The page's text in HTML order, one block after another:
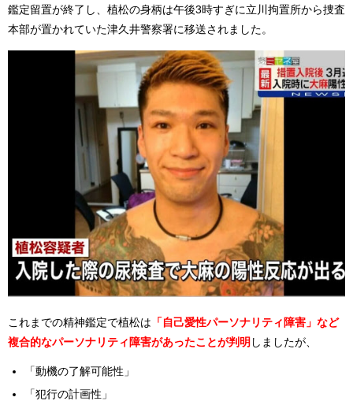
鑑定留置が終了し、植松の身柄は午後3時すぎに立川拘置所から捜査
本部が置かれていた津久井警察署に移送されました。
これまでの精神鑑定で植松は 「自己愛性パーソナリティ障害」など
複合的なパーソナリティ障害があったことが判明 しましたが、
「動機の了解可能性」
「犯行の計画性」